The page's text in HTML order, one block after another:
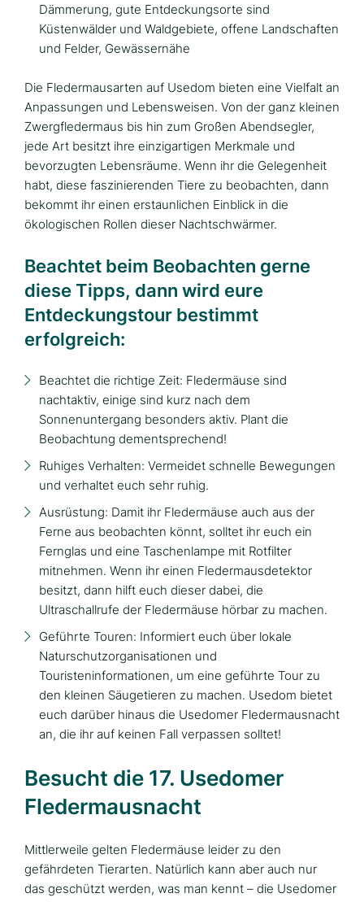
Dämmerung, gute Entdeckungsorte sind
Küstenwälder und Waldgebiete, offene Landschaften
und Felder, Gewässernähe
Die Fledermausarten auf Usedom bieten eine Vielfalt an
Anpassungen und Lebensweisen. Von der ganz kleinen
Zwergfledermaus bis hin zum Großen Abendsegler,
jede Art besitzt ihre einzigartigen Merkmale und
bevorzugten Lebensräume. Wenn ihr die Gelegenheit
habt, diese faszinierenden Tiere zu beobachten, dann
bekommt ihr einen erstaunlichen Einblick in die
ökologischen Rollen dieser Nachtschwärmer.
Beachtet beim Beobachten gerne
diese Tipps, dann wird eure
Entdeckungstour bestimmt
erfolgreich:
Beachtet die richtige Zeit: Fledermäuse sind
nachtaktiv, einige sind kurz nach dem
Sonnenuntergang besonders aktiv. Plant die
Beobachtung dementsprechend!
Ruhiges Verhalten: Vermeidet schnelle Bewegungen
und verhaltet euch sehr ruhig.
Ausrüstung: Damit ihr Fledermäuse auch aus der
Ferne aus beobachten könnt, solltet ihr euch ein
Fernglas und eine Taschenlampe mit Rotfilter
mitnehmen. Wenn ihr einen Fledermausdetektor
besitzt, dann hilft euch dieser dabei, die
Ultraschallrufe der Fledermäuse hörbar zu machen.
Geführte Touren: Informiert euch über lokale
Naturschutzorganisationen und
Touristeninformationen, um eine geführte Tour zu
den kleinen Säugetieren zu machen. Usedom bietet
euch darüber hinaus die Usedomer Fledermausnacht
an, die ihr auf keinen Fall verpassen solltet!
Besucht die 17. Usedomer
Fledermausnacht
Mittlerweile gelten Fledermäuse leider zu den
gefährdeten Tierarten. Natürlich kann aber auch nur
das geschützt werden, was man kennt – die Usedomer